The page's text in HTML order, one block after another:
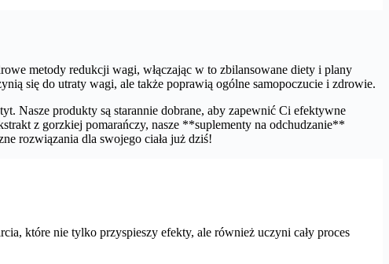
metody redukcji wagi, włączając w to zbilansowane diety i plany
się do utraty wagi, ale także poprawią ogólne samopoczucie i zdrowie.
Nasze produkty są starannie dobrane, aby zapewnić Ci efektywne
z gorzkiej pomarańczy, nasze **suplementy na odchudzanie**
rozwiązania dla swojego ciała już dziś!
które nie tylko przyspieszy efekty, ale również uczyni cały proces